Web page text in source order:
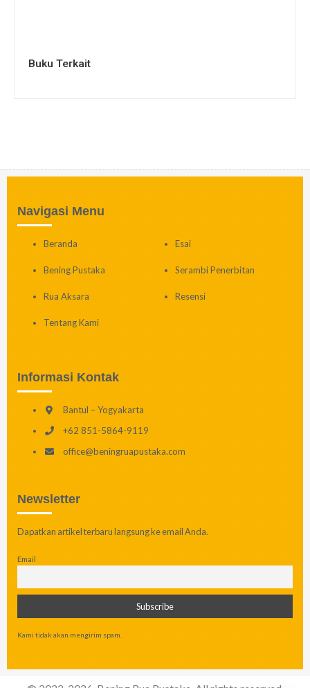
Buku Terkait
Navigasi Menu
Beranda Esai
Bening Pustaka Serambi Penerbitan
Rua Aksara Resensi
Tentang Kami
Informasi Kontak
Bantul – Yogyakarta
+62 851-5864-9119
office@beningruapustaka.com
Newsletter
Dapatkan artikel terbaru langsung ke email Anda.
Email
Kami tidak akan mengirim spam.